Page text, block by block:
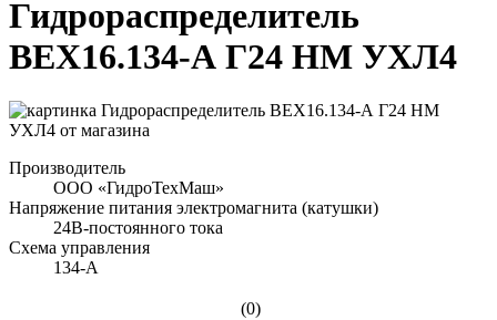
Гидрораспределитель
ВЕХ16.134-А Г24 НМ УХЛ4
Производитель
ООО «ГидроТехМаш»
Напряжение питания электромагнита (катушки)
24В-постоянного тока
Схема управления
134-А
(0)